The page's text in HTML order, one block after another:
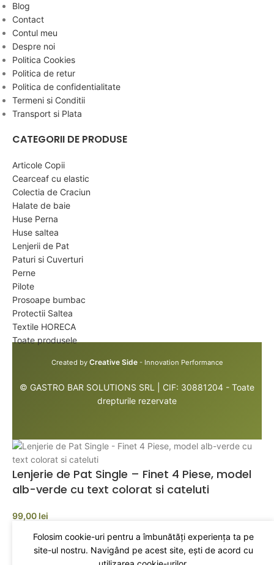
Blog
Contact
Contul meu
Despre noi
Politica Cookies
Politica de retur
Politica de confidentialitate
Termeni si Conditii
Transport si Plata
CATEGORII DE PRODUSE
Articole Copii
Cearceaf cu elastic
Colectia de Craciun
Halate de baie
Huse Perna
Huse saltea
Lenjerii de Pat
Paturi si Cuverturi
Perne
Pilote
Prosoape bumbac
Protectii Saltea
Textile HORECA
Toate produsele
Created by Creative Side- Innovation Performance
© GASTRO BAR SOLUTIONS SRL | CIF: 30881204 - Toate
drepturile rezervate
Folosim cookie-uri pentru a îmbunătăți experiența ta pe
site-ul nostru. Navigând pe acest site, ești de acord cu
Lenjerie de Pat Single – Finet 4 Piese, model
alb-verde cu text colorat si cateluti
99,00 lei
ADAUGĂ ÎN COȘ